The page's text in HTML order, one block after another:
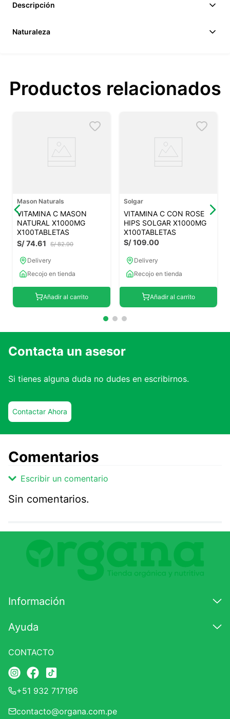
Descripción
Naturaleza
Productos relacionados
Mason Naturals
VITAMINA C MASON
NATURAL X1000MG
X100TABLETAS
S/ 82.90
S/74.61
Delivery
Recojo en tienda
Añadir al carrito
Solgar
VITAMINA C CON ROSE
HIPS SOLGAR X1000MG
X100TABLETAS
S/109.00
Delivery
Recojo en tienda
Añadir al carrito
Contacta un asesor
Si tienes alguna duda no dudes en escribirnos.
Contactar Ahora
Comentarios
Escribir un comentario
Comentario
Califique el producto de 1 a 5 estrellas
★★★
Correo electrónico
Sin comentarios.
Información
Ayuda
CONTACTO
+51 932 717196
contacto@organa.com.pe